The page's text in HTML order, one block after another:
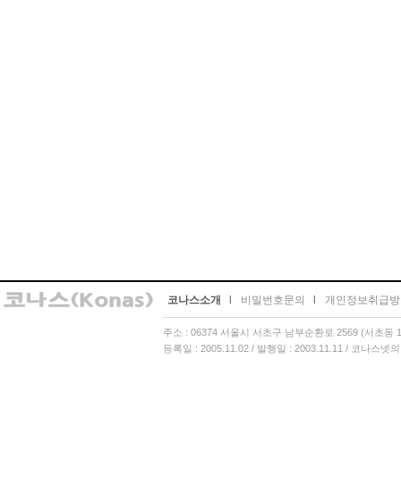
코나스소개 비밀번호문의 개인정보취급
주소 : 06374 서울시 서초구 남부순환로 2569 (서초
등록일 : 2005.11.02 / 발행일 : 2003.11.11 / 코나스넷